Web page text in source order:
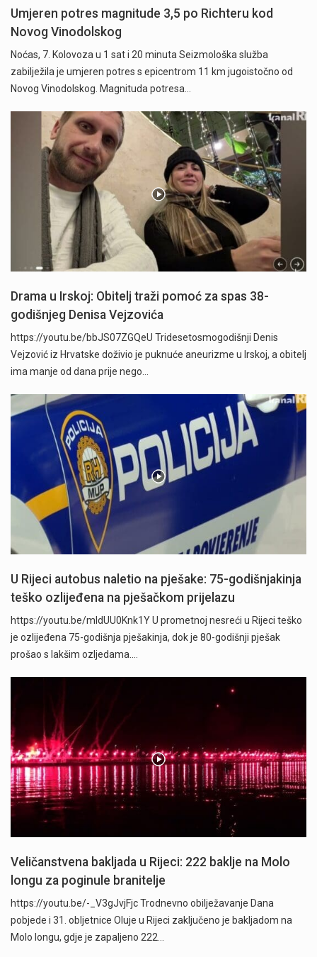
Umjeren potres magnitude 3,5 po Richteru kod
Novog Vinodolskog
Noćas, 7. Kolovoza u 1 sat i 20 minuta Seizmološka služba
zabilježila je umjeren potres s epicentrom 11 km jugoistočno od
Novog Vinodolskog. Magnituda potresa…
Drama u Irskoj: Obitelj traži pomoć za spas 38-
godišnjeg Denisa Vejzovića
https://youtu.be/bbJS07ZGQeU Tridesetosmogodišnji Denis
Vejzović iz Hrvatske doživio je puknuće aneurizme u Irskoj, a obitelj
ima manje od dana prije nego…
U Rijeci autobus naletio na pješake: 75-godišnjakinja
teško ozlijeđena na pješačkom prijelazu
https://youtu.be/mldUU0Knk1Y U prometnoj nesreći u Rijeci teško
je ozlijeđena 75-godišnja pješakinja, dok je 80-godišnji pješak
prošao s lakšim ozljedama.…
Veličanstvena bakljada u Rijeci: 222 baklje na Molo
longu za poginule branitelje
https://youtu.be/-_V3gJvjFjc Trodnevno obilježavanje Dana
pobjede i 31. obljetnice Oluje u Rijeci zaključeno je bakljadom na
Molo longu, gdje je zapaljeno 222…